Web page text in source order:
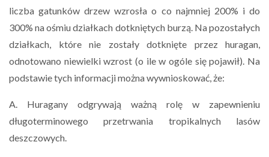
liczba gatunków drzew wzrosła o co najmniej 200% i do
300% na ośmiu działkach dotkniętych burzą. Na pozostałych
działkach, które nie zostały dotknięte przez huragan,
odnotowano niewielki wzrost (o ile w ogóle się pojawił). Na
podstawie tych informacji można wywnioskować, że:
A. Huragany odgrywają ważną rolę w zapewnieniu
długoterminowego przetrwania tropikalnych lasów
deszczowych.